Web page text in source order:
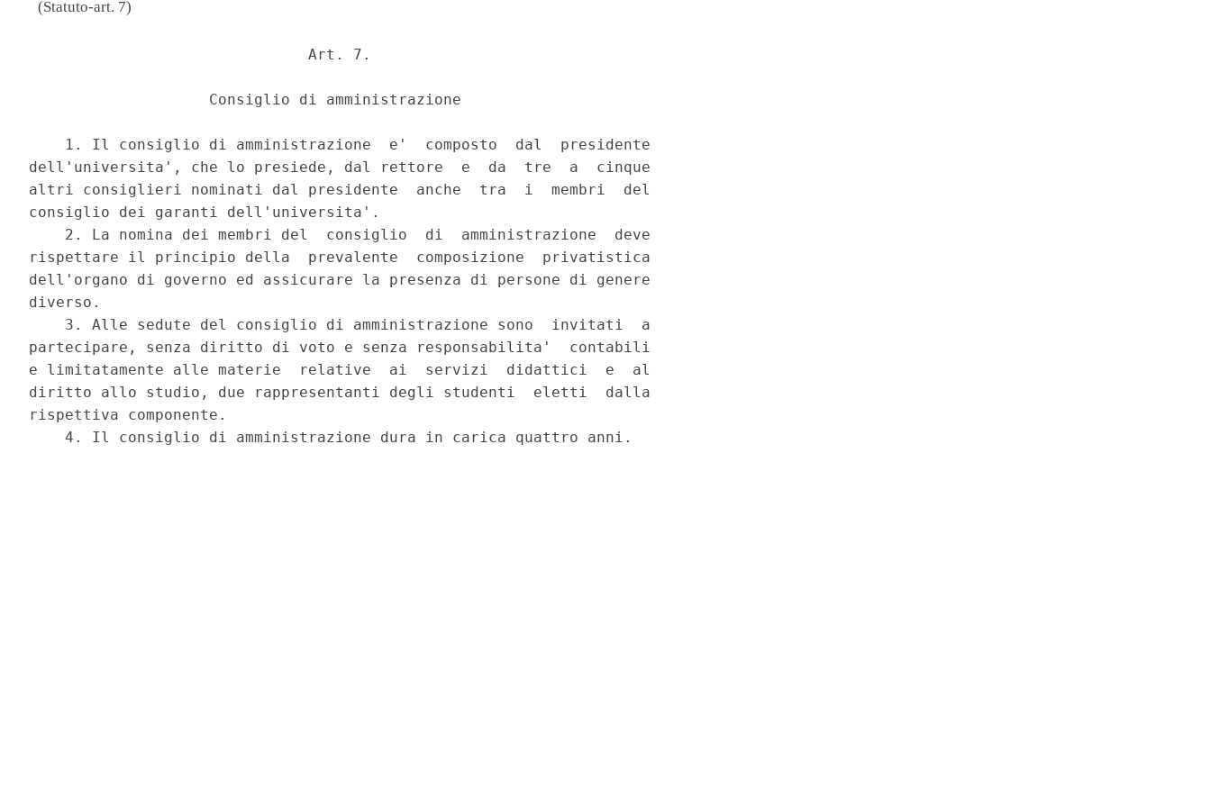
(Statuto-art. 7)
                               Art. 7.
                    Consiglio di amministrazione
    1. Il consiglio di amministrazione  e'  composto  dal  presidente
dell'universita', che lo presiede, dal rettore  e  da  tre  a  cinque
altri consiglieri nominati dal presidente  anche  tra  i  membri  del
consiglio dei garanti dell'universita'.
    2. La nomina dei membri del  consiglio  di  amministrazione  deve
rispettare il principio della  prevalente  composizione  privatistica
dell'organo di governo ed assicurare la presenza di persone di genere
diverso.
    3. Alle sedute del consiglio di amministrazione sono  invitati  a
partecipare, senza diritto di voto e senza responsabilita'  contabili
e limitatamente alle materie  relative  ai  servizi  didattici  e  al
diritto allo studio, due rappresentanti degli studenti  eletti  dalla
rispettiva componente.
    4. Il consiglio di amministrazione dura in carica quattro anni.